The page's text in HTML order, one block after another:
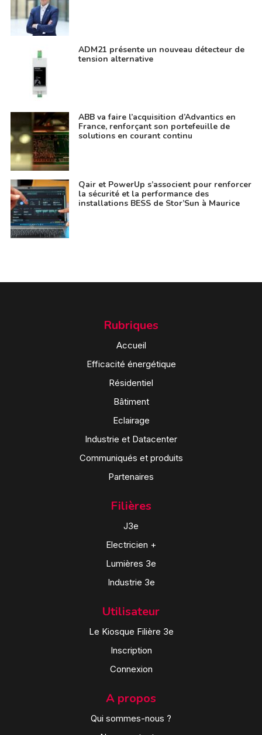
ADM21 présente un nouveau détecteur de
tension alternative
ABB va faire l’acquisition d’Advantics en
France, renforçant son portefeuille de
solutions en courant continu
Qair et PowerUp s’associent pour renforcer
la sécurité et la performance des
installations BESS de Stor’Sun à Maurice
Rubriques
Accueil
Efficacité énergétique
Résidentiel
Bâtiment
Eclairage
Industrie et Datacenter
Communiqués et produits
Partenaires
Filières
J3e
Electricien +
Lumières 3e
Industrie 3e
Utilisateur
Le Kiosque Filière 3e
Inscription
Connexion
A propos
Qui sommes-nous ?